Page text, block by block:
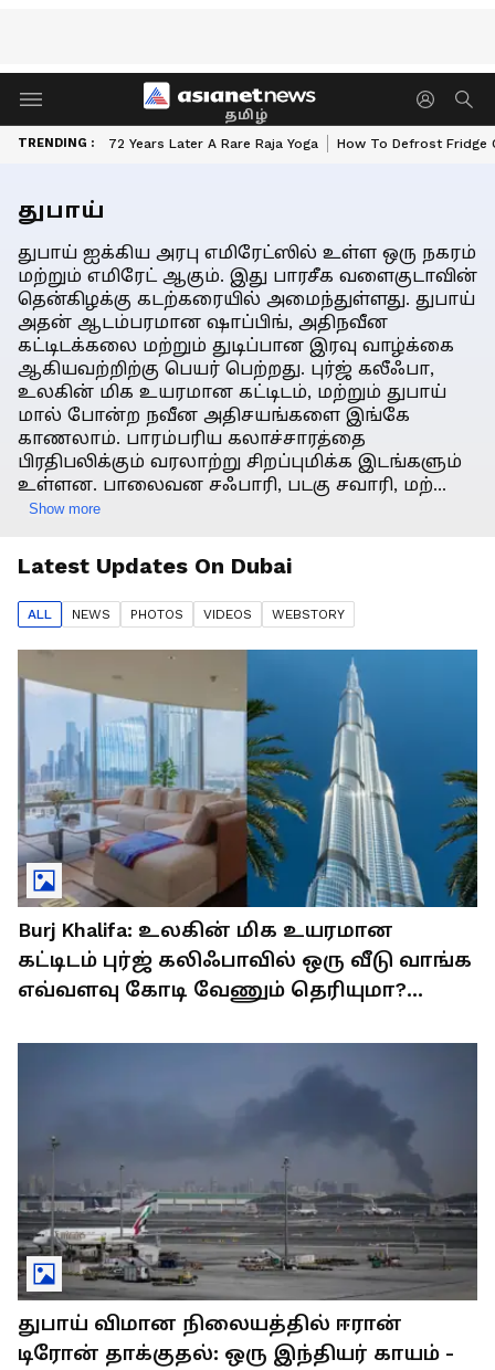
தமிழ்
TRENDING : 72 Years Later A Rare Raja Yoga How To Defrost Fridge
துபாய்
துபாய் ஐக்கிய அரபு எமிரேட்ஸில் உள்ள ஒரு நகரம்
மற்றும் எமிரேட் ஆகும். இது பாரசீக வளைகுடாவின்
தென்கிழக்கு கடற்கரையில் அமைந்துள்ளது. துபாய்
அதன் ஆடம்பரமான ஷாப்பிங், அதிநவீன
கட்டிடக்கலை மற்றும் துடிப்பான இரவு வாழ்க்கை
ஆகியவற்றிற்கு பெயர் பெற்றது. புர்ஜ் கலீஃபா,
உலகின் மிக உயரமான கட்டிடம், மற்றும் துபாய்
மால் போன்ற நவீன அதிசயங்களை இங்கே
காணலாம். பாரம்பரிய கலாச்சாரத்தை
பிரதிபலிக்கும் வரலாற்று சிறப்புமிக்க இடங்களும்
உள்ளன. பாலைவன சஃபாரி, படகு சவாரி, மற்...
Show more
Latest Updates On Dubai
ALL NEWS PHOTOS VIDEOS WEBSTORY
Burj Khalifa: உலகின் மிக உயரமான
கட்டிடம் புர்ஜ் கலிஃபாவில் ஒரு வீடு வாங்க
எவ்வளவு கோடி வேணும் தெரியுமா?
துபாய் விமான நிலையத்தில் ஈரான்
டிரோன் தாக்குதல்: ஒரு இந்தியர் காயம் -